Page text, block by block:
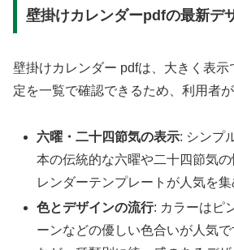
壁掛けカレンダーpdfの最新デ
壁掛けカレンダー pdfは、大きく表示
定を一覧で確認できるため、利用者が
六曜・二十四節気の表示: シンプ
本の伝統的な六曜や二十四節気
レンダーテンプレートが人気を集
色とデザインの流行: カラーはピ
ーンなどの優しい色合いが人気